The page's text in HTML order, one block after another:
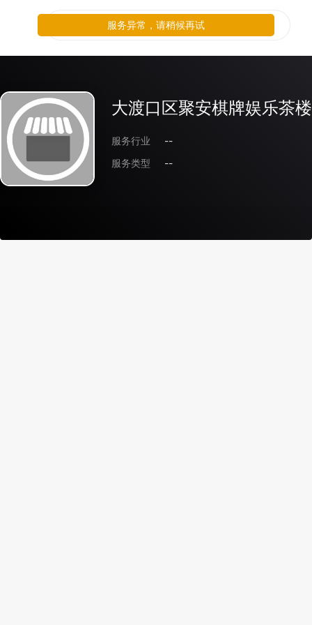
大渡口区聚安棋牌娱乐茶
服务行业
--
服务类型
--
服务异常，请稍候再试